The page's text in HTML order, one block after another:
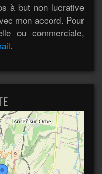
à but non lucrative
mon accord. Pour
ou commerciale,
.